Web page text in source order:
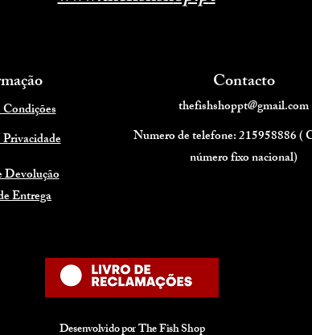
Devolução
Contacto
thefishshoppt@gmail.com
Numero de telefone: 215958886 (
número fixo nacional)
Entrega
Desenvolvido por The Fish Shop